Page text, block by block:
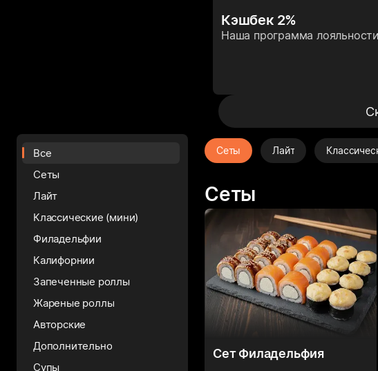
Стоимость доставки не входит в сумму для начисления подарка.
Кэшбек 2%
Наша программа лояльности
Все
Сеты
Лайт
Классические (мини)
Филадельфии
Калифорнии
Запеченные роллы
Жареные роллы
Авторские
Дополнительно
Супы
Сеты Лайт
Сеты
Сет Филадельфия